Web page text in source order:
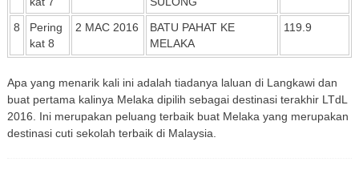
8
Pering
kat 8
2 MAC 2016
BATU PAHAT KE
MELAKA
119.9
Apa yang menarik kali ini adalah tiadanya laluan di Langkawi dan
buat pertama kalinya Melaka dipilih sebagai destinasi terakhir LTdL
2016. Ini merupakan peluang terbaik buat Melaka yang merupakan
destinasi cuti sekolah terbaik di Malaysia.